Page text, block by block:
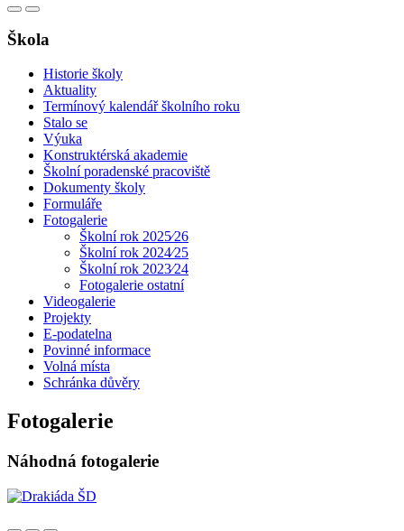
Škola
Historie školy
Aktuality
Termínový kalendář školního roku
Stalo se
Výuka
Konstruktérská akademie
Školní poradenské pracoviště
Dokumenty školy
Formuláře
Fotogalerie
Školní rok 2025⁄26
Školní rok 2024⁄25
Školní rok 2023⁄24
Fotogalerie ostatní
Videogalerie
Projekty
E-podatelna
Povinné informace
Volná místa
Schránka důvěry
Fotogalerie
Náhodná fotogalerie